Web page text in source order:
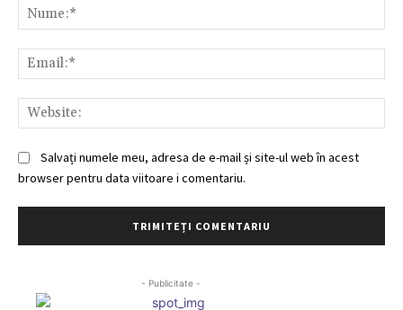
Salvați numele meu, adresa de e-mail și site-ul web în acest
browser pentru data viitoare i comentariu.
- Publicitate -